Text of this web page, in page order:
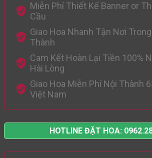
Miễn Phí Thiết Kế Banner or
Cầu
Giao Hoa Nhanh Tận Nơi
Thành
Cam Kết Hoàn Lại Tiền 100%
Hài Lòng
Giao Hoa Miễn Phí Nội Thành
Việt Nam
HOTLINE ĐẶT HOA: